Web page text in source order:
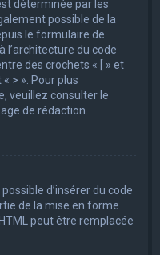
déterminée par les
possible de la
le formulaire de
l’architecture du code
des crochets « [ » et
> ». Pour plus
veuillez consulter le
de rédaction.
d’insérer du code
de la mise en forme
peut être remplacée